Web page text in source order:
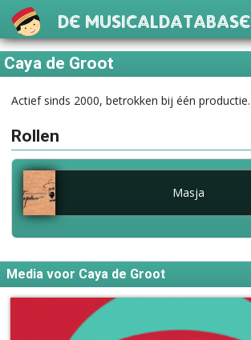
De Musicaldatabase
Caya de Groot
Actief sinds 2000, betrokken bij één productie.
Rollen
Masja
Media voor Caya de Groot